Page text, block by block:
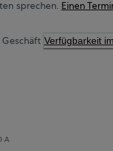
sprechen. Einen
Verfügbarkeit